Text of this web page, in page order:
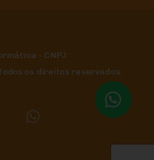
- CNPJ:
os direitos reservados.